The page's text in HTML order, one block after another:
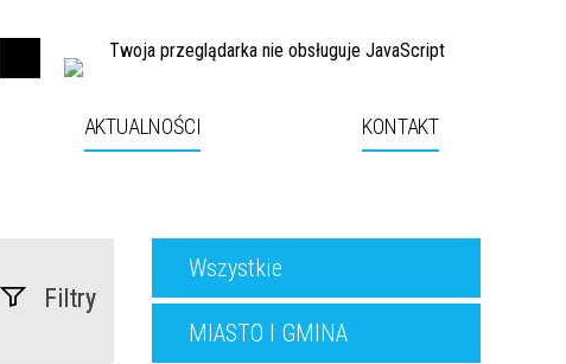
Twoja przeglądarka nie obsługuje JavaScript
AKTUALNOŚCI KONTAKT
Filtry
Wszystkie
MIASTO I GMINA